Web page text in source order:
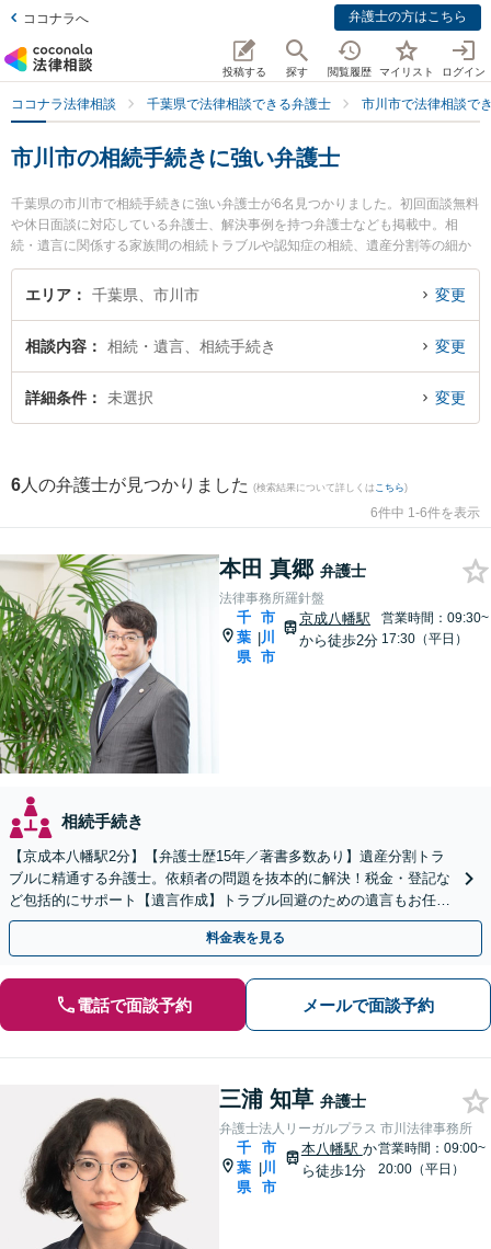
ココナラへ 弁護士の方はこちら
投稿する 探す 閲覧履歴 マイリスト ログイン
ココナラ法律相談 千葉県で法律相談できる弁護士 市川市で法律相談で
市川市の相続手続きに強い弁護士
千葉県の市川市で相続手続きに強い弁護士が6名見つかりました。初回面談無料
や休日面談に対応している弁護士、解決事例を持つ弁護士なども掲載中。相
続・遺言に関係する家族間の相続トラブルや認知症の相続、遺産分割等の細か
な分野での絞り込み検索もでき便利です。特に法律事務所羅針盤の本田 真郷弁
護士や弁護士法人リーガルプラス 市川法律事務所の三浦 知草弁護士、アトラス
を今すぐに弁護士に相談したい』『相続手続きのトラブル解決の実績豊富な近
くの弁護士を検索したい』『初回相談無料で相続手続きを法律相談できる市川
市内の弁護士に相談予約したい』などでお困りの相談者さんにおすすめです。
エリア 千葉県、市川市 変更
相談内容 相続・遺言、相続手続き 変更
詳細条件 未選択 変更
6 人の弁護士が見つかりました (検索結果について詳しくは こちら)
6件中 1-6件を表示
本田 真郷 弁護士
法律事務所羅針盤
千
葉
県
|
市
川
市
京成八幡駅
から徒歩2分
営業時間：09:30~
17:30（平日）
相続手続き
【京成本八幡駅2分】【弁護士歴15年／著書多数あり】遺産分割トラ
ブルに精通する弁護士。依頼者の問題を抜本的に解決！税金・登記な
ど包括的にサポート【遺言作成】トラブル回避のための遺言もお任せ
ください！遺言の実現を叶えます【事業継承の解決実績】
料金表を見る
電話で面談予約 メールで面談予約
三浦 知草 弁護士
弁護士法人リーガルプラス 市川法律事務所
千
葉
県
|
市
川
市
本八幡駅 か
ら徒歩1分
営業時間：09:00~
20:00（平日）